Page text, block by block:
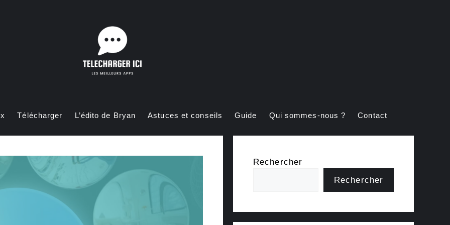
Télécharger L’édito de Bryan Astuces et conseils Guide Qui sommes-nous ? Contact
Rechercher
Rechercher